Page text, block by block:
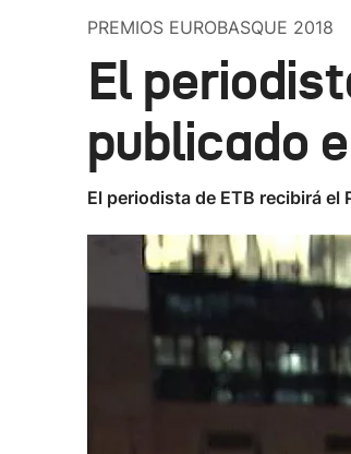
PREMIOS EUROBASQUE 2018
El
publicado
El periodista de ETB recibirá